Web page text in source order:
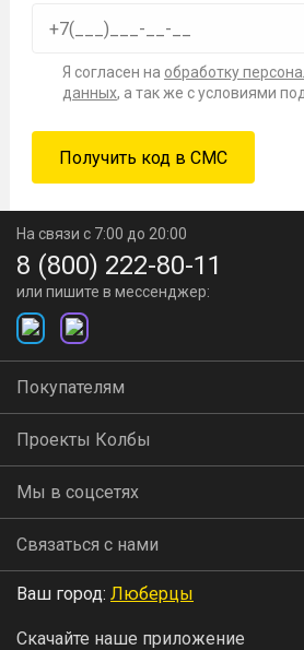
Я согласен на обработку
данных, а так же с условиями
На связи с 7:00 до 20:00
8 (800) 222-80-11
или пишите в мессенджер:
Покупателям
Проекты Колбы
Мы в соцсетях
Связаться с нами
Ваш город: Люберцы
Скачайте наше приложение